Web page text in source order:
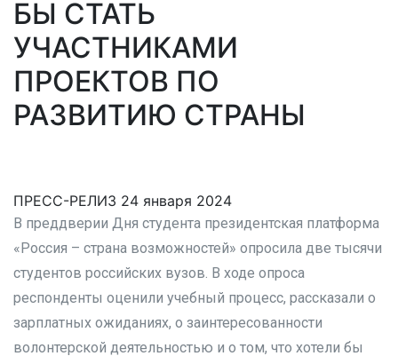
БЫ СТАТЬ
УЧАСТНИКАМИ
ПРОЕКТОВ ПО
РАЗВИТИЮ СТРАНЫ
ПРЕСС-РЕЛИЗ 24 января 2024
В преддверии Дня студента президентская платформа
«Россия – страна возможностей» опросила две тысячи
студентов российских вузов. В ходе опроса
респонденты оценили учебный процесс, рассказали о
зарплатных ожиданиях, о заинтересованности
волонтерской деятельностью и о том, что хотели бы